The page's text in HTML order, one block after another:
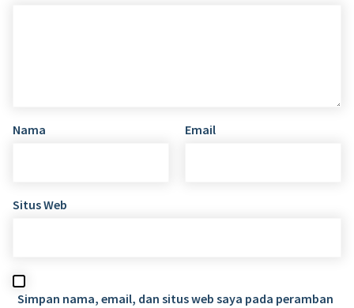
Nama Email
Situs Web
Simpan nama, email, dan situs web saya pada peramban